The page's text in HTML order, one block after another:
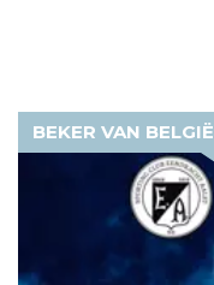
BEKER VAN BELGIË